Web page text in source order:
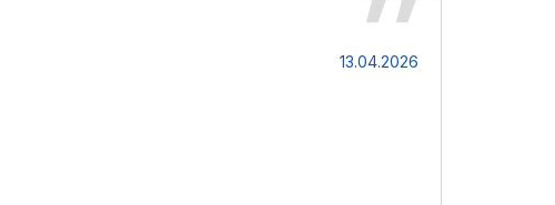
13.04.2026